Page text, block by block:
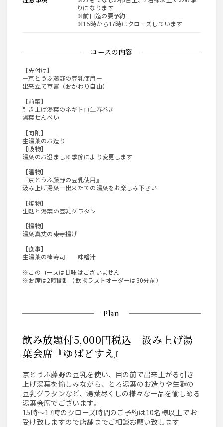
コースの内容
【先付け】
－京とうふ藤野の豆乳使用－
出来立て豆富（おかわり自由）
【前菜】
引き上げ湯葉のネギトロ生春巻き
湯葉せんべい
【向附】
生湯葉のお造り
【吸物】
湯葉のお澄まし※季節により変更します
【温物】
『京とうふ藤野の豆乳使用』
汲み上げ湯葉ー出来たての湯葉をお楽しみ下さい
【焼物】
生麩と湯葉の豆乳グラタン
【揚物】
湯葉真丈の東寺揚げ
【食事】
生湯葉の棒寿司 味噌汁
※このコースは甘味はございません
※お席は2時間制（飲物ラストオーダーは30分前）
りになります
※前日迄の要予約
※15時から17時はクローズしています
Plan
飲み放題付5,000円税込 汲み上げ湯
葉会席『ゆばどすえ』
京とうふ藤野の豆乳を使い、目の前で出来上がる引き
上げ湯葉を愉しみながら、とろ湯葉のお造りや生麩の
豆乳グラタンなど、湯葉尽くしの様々な一品を愉しめる
湯葉会席でございます。
15時～17時のクローズ時間のご予約は10名様以上でお
受け致しますので店舗までご相談お願い致します